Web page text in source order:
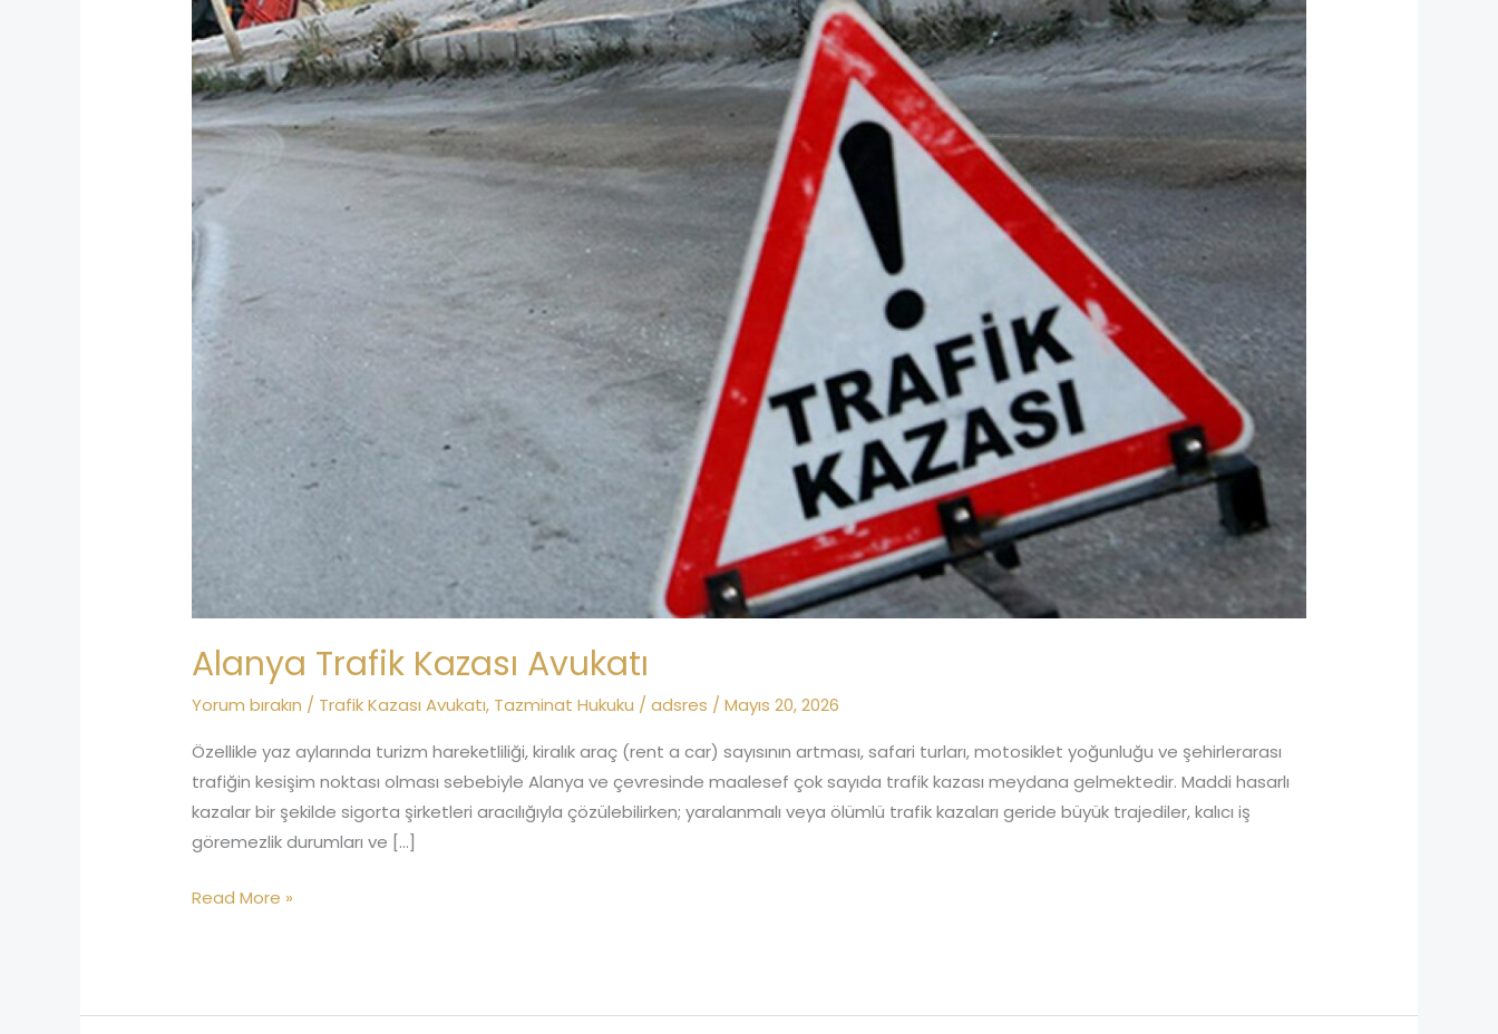
Alanya Trafik Kazası Avukatı
Yorum bırakın / Trafik Kazası Avukatı, Tazminat Hukuku /adsres /Mayıs 20, 2026
Özellikle yaz aylarında turizm hareketliliği, kiralık araç (rent a car) sayısının artması, safari turları, motosiklet yoğunluğu ve şehirlerarası
trafiğin kesişim noktası olması sebebiyle Alanya ve çevresinde maalesef çok sayıda trafik kazası meydana gelmektedir. Maddi hasarlı
kazalar bir şekilde sigorta şirketleri aracılığıyla çözülebilirken; yaralanmalı veya ölümlü trafik kazaları geride büyük trajediler, kalıcı iş
göremezlik durumları ve […]
Alanya
Trafik
Kazası
Avukatı
Read More »